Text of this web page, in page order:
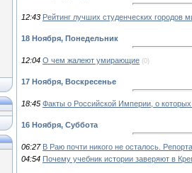
12:43 Рейтинг лучших студенческих городов
18 Ноября, Понедельник
12:04 О чем жалеют умирающие (0)
17 Ноября, Воскресенье
18:45 Факты о Российской Империи, о
16 Ноября, Суббота
06:27 В Раю почти никого не осталось.
04:54 Почему учебник истории заверяют в